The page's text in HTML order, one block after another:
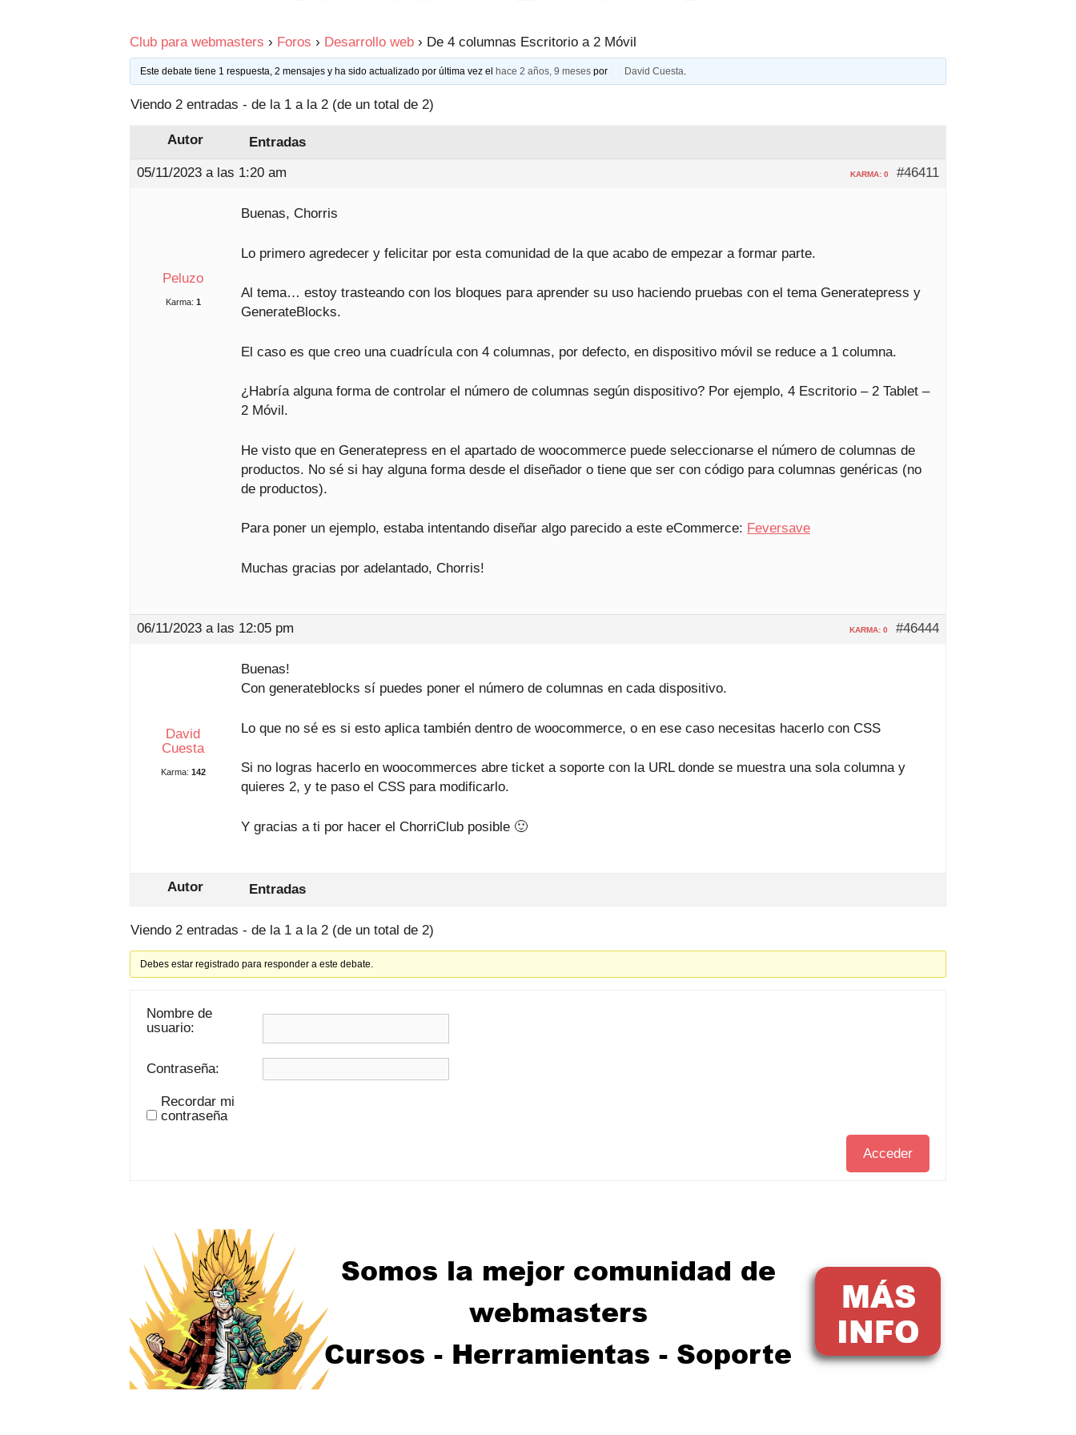
Club para webmasters › Foros › Desarrollo web › De 4 columnas Escritorio a 2 Móvil
Este debate tiene 1 respuesta, 2 mensajes y ha sido actualizado por última vez el hace 2 años, 9 meses por David Cuesta.
Viendo 2 entradas - de la 1 a la 2 (de un total de 2)
Autor
Entradas
05/11/2023 a las 1:20 am
#46411
KARMA: 0
Peluzo
Karma: 1
Buenas, Chorris
Lo primero agredecer y felicitar por esta comunidad de la que acabo de empezar a formar parte.
Al tema… estoy trasteando con los bloques para aprender su uso haciendo pruebas con el tema Generatepress y
GenerateBlocks.
El caso es que creo una cuadrícula con 4 columnas, por defecto, en dispositivo móvil se reduce a 1 columna.
¿Habría alguna forma de controlar el número de columnas según dispositivo? Por ejemplo, 4 Escritorio – 2 Tablet –
2 Móvil.
He visto que en Generatepress en el apartado de woocommerce puede seleccionarse el número de columnas de
productos. No sé si hay alguna forma desde el diseñador o tiene que ser con código para columnas genéricas (no
de productos).
Para poner un ejemplo, estaba intentando diseñar algo parecido a este eCommerce: Feversave
Muchas gracias por adelantado, Chorris!
06/11/2023 a las 12:05 pm #46444
KARMA: 0
David
Cuesta
Karma: 142
Buenas!
Con generateblocks sí puedes poner el número de columnas en cada dispositivo.
Lo que no sé es si esto aplica también dentro de woocommerce, o en ese caso necesitas hacerlo con CSS
Si no logras hacerlo en woocommerces abre ticket a soporte con la URL donde se muestra una sola columna y
quieres 2, y te paso el CSS para modificarlo.
Y gracias a ti por hacer el ChorriClub posible 🙂
Autor Entradas
Viendo 2 entradas - de la 1 a la 2 (de un total de 2)
Debes estar registrado para responder a este debate.
Nombre de
usuario:
Contraseña:
Recordar mi
contraseña
Acceder